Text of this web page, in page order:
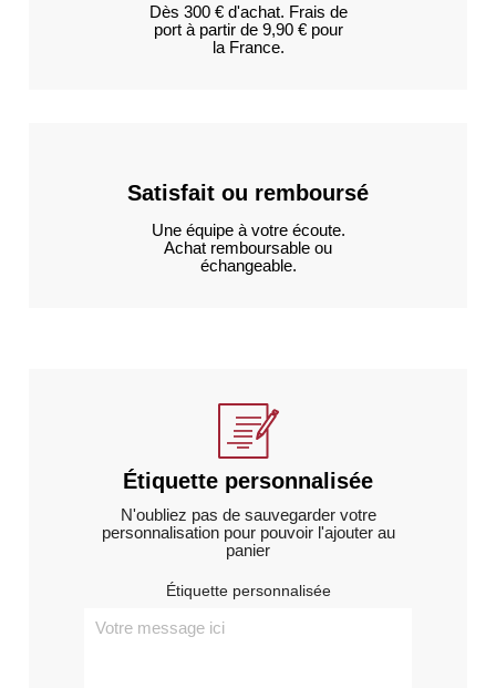
Dès 300 € d'achat. Frais de
port à partir de 9,90 € pour
la France.
Satisfait ou remboursé
Une équipe à votre écoute.
Achat remboursable ou
échangeable.
Étiquette personnalisée
N'oubliez pas de sauvegarder votre
personnalisation pour pouvoir l'ajouter au
panier
Étiquette personnalisée